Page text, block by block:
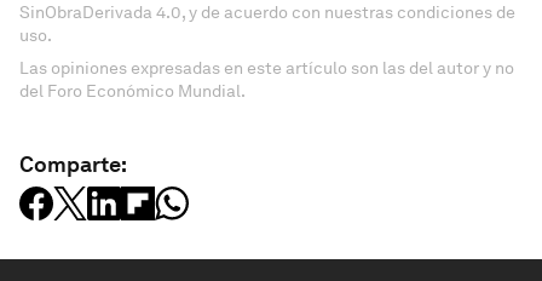
SinObraDerivada 4.0, y de acuerdo con nuestras condiciones de
uso.
Las opiniones expresadas en este artículo son las del autor y no
del Foro Económico Mundial.
Comparte: